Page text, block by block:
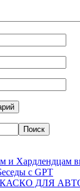
и Хардлендцам
с GPT
ДЛЯ